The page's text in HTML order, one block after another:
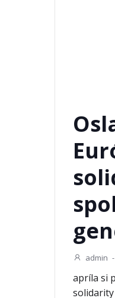
admin -
apríla si